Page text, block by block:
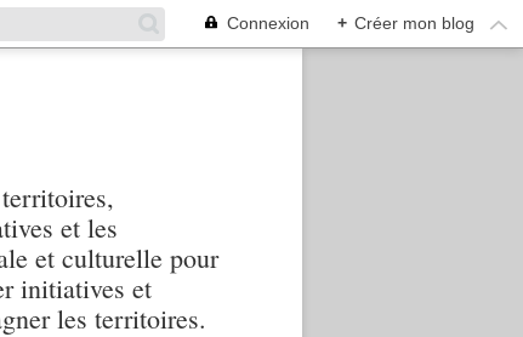
Connexion + Créer mon blog
et les
et culturelle pour
initiatives et
les territoires.